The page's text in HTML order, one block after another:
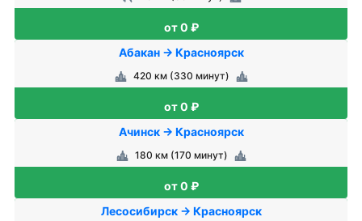
от 0 ₽
Абакан → Красноярск
420 км (330 минут)
от 0 ₽
Ачинск → Красноярск
180 км (170 минут)
от 0 ₽
Лесосибирск → Красноярск